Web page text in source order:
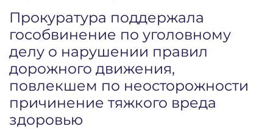
Прокуратура поддержала
гособвинение по уголовному
делу о нарушении правил
дорожного движения,
повлекшем по неосторожности
причинение тяжкого вреда
здоровью